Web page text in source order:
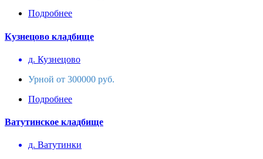
Подробнее
Кузнецово кладбище
д. Кузнецово
Урной от 300000 руб.
Подробнее
Ватутинское кладбище
д. Ватутинки